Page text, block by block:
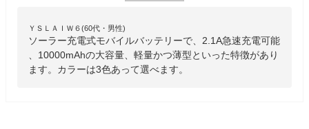
ＹＳＬＡＩＷ６(60代・男性)
ソーラー充電式モバイルバッテリーで、2.1A急速充電可能
、10000mAhの大容量、軽量かつ薄型といった特徴があり
ます。カラーは3色あって選べます。